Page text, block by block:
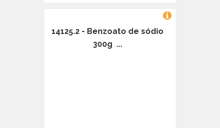
14125.2 - Benzoato de sódio
300g ...